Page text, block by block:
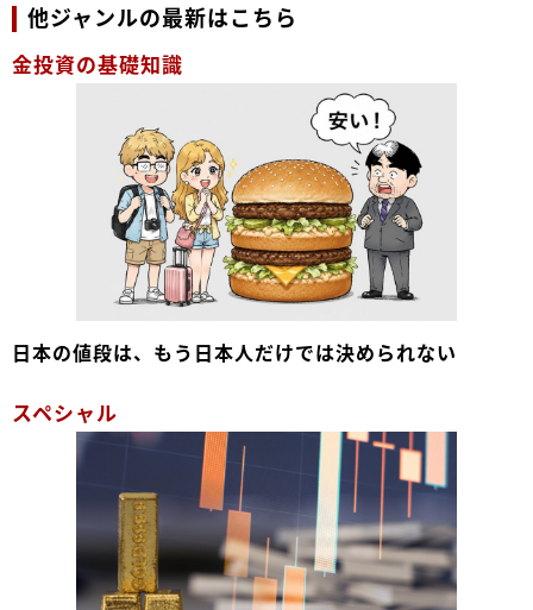
他ジャンルの最新はこちら
金投資の基礎知識
日本の値段は、もう日本人だけでは決められない
スペシャル